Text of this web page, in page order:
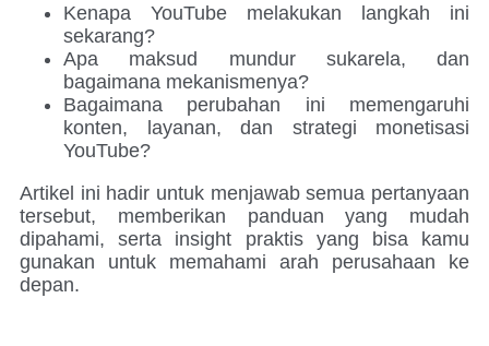
Kenapa YouTube melakukan langkah ini
sekarang?
Apa maksud mundur sukarela, dan
bagaimana mekanismenya?
Bagaimana perubahan ini memengaruhi
konten, layanan, dan strategi monetisasi
YouTube?
Artikel ini hadir untuk menjawab semua pertanyaan
tersebut, memberikan panduan yang mudah
dipahami, serta insight praktis yang bisa kamu
gunakan untuk memahami arah perusahaan ke
depan.